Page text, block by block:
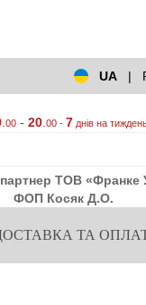
UA
|
.00 -20 .00 -7 днів на
ТОВ «Франке
ФОП Косяк Д.О.
ТА